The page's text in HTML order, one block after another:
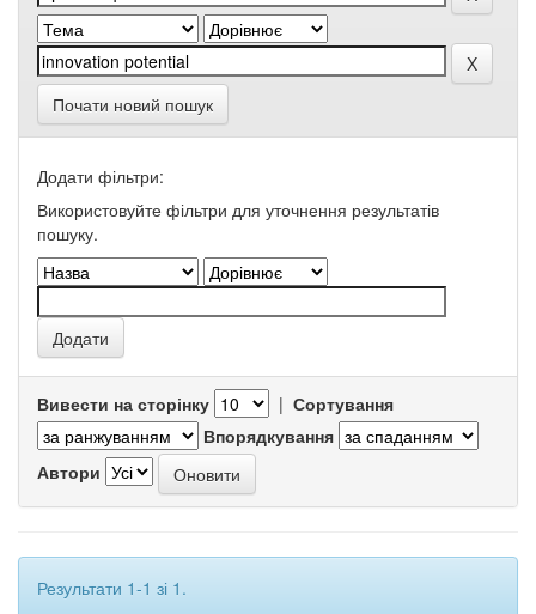
Почати новий пошук
Додати фільтри:
Використовуйте фільтри для уточнення результатів
пошуку.
Вивести на сторінку | Сортування
Впорядкування
Автори
Результати 1-1 зі 1.